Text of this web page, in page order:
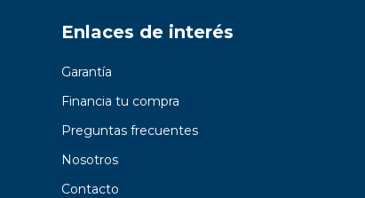
Enlaces de interés
Garantía
Financia tu compra
Preguntas frecuentes
Nosotros
Contacto